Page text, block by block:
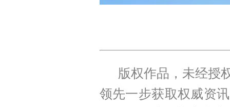
版权作品，未经授
领先一步获取权威资